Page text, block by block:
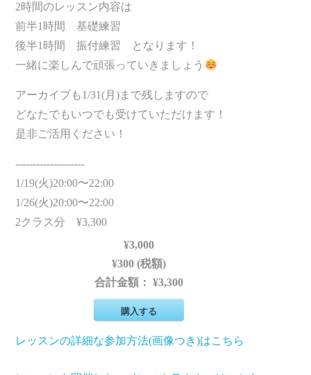
2時間のレッスン内容は
前半1時間 基礎練習
後半1時間 振付練習 となります！
一緒に楽しんで頑張っていきましょう
アーカイブも1/31(月)まで残しますので
どなたでもいつでも受けていただけます！
是非ご活用ください！
--------------------
1/19(火)20:00〜22:00
1/26(火)20:00〜22:00
2クラス分 ¥3,300
¥3,000
¥300 (税額)
合計金額：¥3,300
購入する
レッスンの詳細な参加方法(画像つき)はこちら